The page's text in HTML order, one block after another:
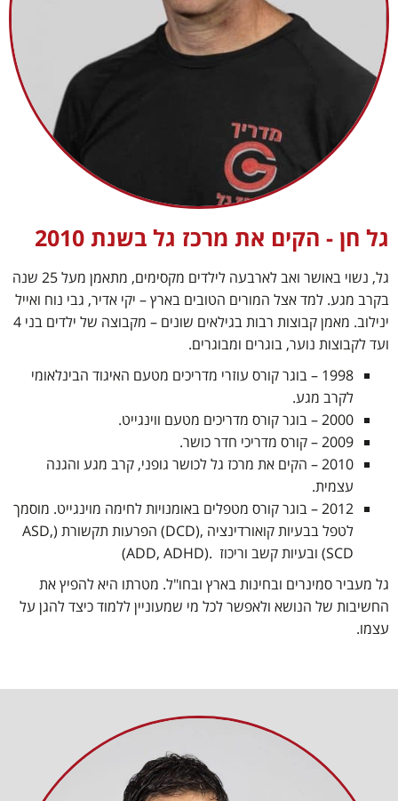
גל חן - הקים את מרכז גל בשנת 2010
גל, נשוי באושר ואב לארבעה לילדים מקסימים, מתאמן מעל 25 שנה
בקרב מגע. למד אצל המורים הטובים בארץ – יקי אדיר, גבי נוח ואייל
ינילוב. מאמן קבוצות רבות בגילאים שונים – מקבוצה של ילדים בני 4
ועד לקבוצות נוער, בוגרים ומבוגרים.
1998 – בוגר קורס עוזרי מדריכים מטעם האיגוד הבינלאומי
לקרב מגע.
2000 – בוגר קורס מדריכים מטעם ווינגייט.
2009 – קורס מדריכי חדר כושר.
2010 – הקים את מרכז גל לכושר גופני, קרב מגע והגנה
עצמית.
2012 – בוגר קורס מטפלים באומנויות לחימה מוינגייט. מוסמך
לטפל בבעיות קואורדינציה ,(DCD) הפרעות תקשורת (ASD,
SCD) ובעיות קשב וריכוז .(ADD, ADHD)
גל מעביר סמינרים ובחינות בארץ ובחו"ל. מטרתו היא להפיץ את
החשיבות של הנושא ולאפשר לכל מי שמעוניין ללמוד כיצד להגן על
עצמו.